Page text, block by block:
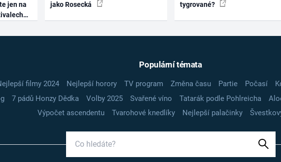
jen na
jako Rosecká
tygrované?
Populární témata
filmy 2024 Nejlepší horory TV program Změna času Partie Počasí
7 pádů Honzy Dědka Volby 2025 Svařené víno Tatarák podle Pohlreicha
Výpočet ascendentu
Tvarohové knedlíky Nejlepší palačinky